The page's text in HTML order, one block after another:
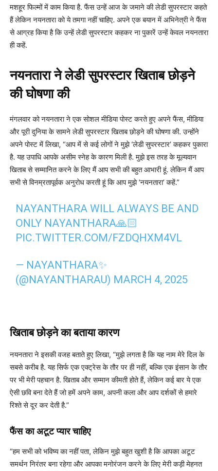
मशहूर फिल्मों में काम किया है. फैंस उन्हें आज के जमाने की लेडी सुपरस्टार कहते
हैं लेकिन नयनतारा को ये तमगा नहीं चाहिए. अपने एक बयान में अभिनेत्री ने फैंस
से आग्रह किया है कि उन्हें लेडी सुपरस्टार कहकर ना पुकारें उन्हें केवल नयनतारा
ही कहें.
नयनतारा ने लेडी सुपरस्टार खिताब छोड़ने
की घोषणा की
मंगलवार को नयनतारा ने एक सोशल मीडिया पोस्ट करते हुए अपने फैंस, मीडिया
और पूरी दुनिया के सामने लेडी सुपरस्टार खिताब छोड़ने की घोषणा की. उन्होंने
अपने पोस्ट में लिखा, “आप में से कई लोगों ने मुझे ‘लेडी सुपरस्टार’ कहकर पुकारा
है. यह उपाधि आपके असीम स्नेह के कारण मिली है. मुझे इस तरह के मूल्यवान
खिताब से सम्मानित करने के लिए मैं आप सभी की बहुत आभारी हूं. लेकिन मैं आप
सभी से विनम्रतापूर्वक अनुरोध करती हूं कि आप मुझे ‘नयनतारा’ कहें.”
NAYANTHARA WILL ALWAYS BE AND
ONLY NAYANTHARA🙏🏻
PIC.TWITTER.COM/FZDQHXM4VL
— NAYANTHARA✨
(@NAYANTHARAU) MARCH 4, 2025
खिताब छोड़ने का बताया कारण
नयनतारा ने इसकी वजह बताते हुए लिखा, “मुझे लगता है कि यह नाम मेरे दिल के
सबसे करीब है. यह सिर्फ एक एक्ट्रेस के तौर पर ही नहीं, बल्कि एक इंसान के तौर
पर भी मेरी पहचान है. खिताब और सम्मान कीमती होते हैं, लेकिन कई बार ये एक
ऐसी छवि बना देते हैं जो हमें अपने काम, अपनी कला और आप दर्शकों से हमारे
रिश्ते से दूर कर देती है.”
फैंस का अटूट प्यार चाहिए
“हम सभी को भविष्य का नहीं पता, लेकिन मुझे बहुत खुशी है कि आपका अटूट
समर्थन निरंतर बना रहेगा और आपका मनोरंजन करने के लिए मेरी कड़ी मेहनत